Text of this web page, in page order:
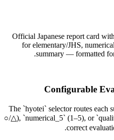
Official Japanese report card
for elementary/JHS,
summary — formatted
Configurable
The `hyotei` selector routes
○/△), `numerical_5` (1–5), or
correct